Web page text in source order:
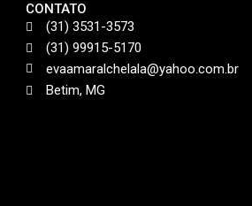
CONTATO
(31) 3531-3573
(31) 99915-5170
evaamaralchelala@yahoo.com.br
Betim, MG